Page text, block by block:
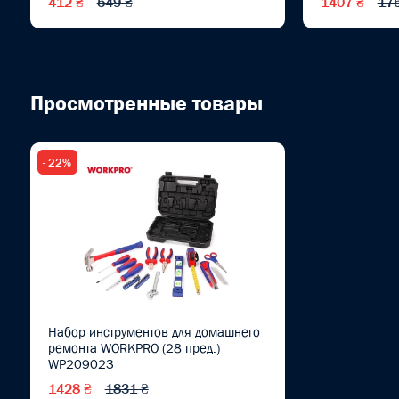
Просмотренные товары
- 22%
Набор инструментов для домашнего
ремонта WORKPRO (28 пред.)
WP209023
1428 ₴ 1831 ₴